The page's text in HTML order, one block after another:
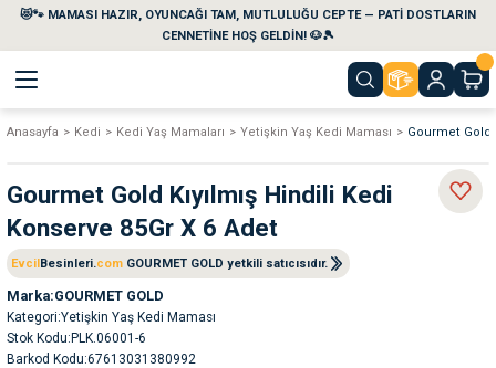
😻🐾 MAMASI HAZIR, OYUNCAĞI TAM, MUTLULUĞU CEPTE — PATİ DOSTLARIN
CENNETİNE HOŞ GELDİN! 🐶🎾
Geri Dön
Geri Dön
Temizlik Ürünleri
Geri Dön
Geri Dön
Geri Dön
Geri Dön
Anasayfa Kedi Kedi Yaş Mamaları Yetişkin Yaş Kedi Maması Gourmet Gold
Gourmet Gold Kıyılmış Hindili Kedi
Konserve 85Gr X 6 Adet
EvcilBesinleri.com GOURMET GOLD yetkili satıcısıdır.
Marka GOURMET GOLD
Kategori Yetişkin Yaş Kedi Maması
Stok Kodu PLK.06001-6
Barkod Kodu 67613031380992